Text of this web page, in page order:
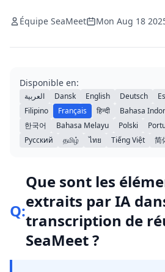
Équipe SeaMeet Mon Aug 18
Disponible en:
العربية Dansk English Deutsch
Filipino
Français हिन्दी Bahasa
한국어
Bahasa Melayu Polski
Русский
தமிழ் ไทย Tiếng Việt 简
Q:
Que sont les
extraits par IA
transcription de
SeaMeet ?